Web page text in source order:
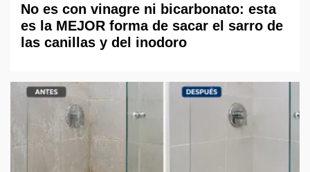
No es con vinagre ni bicarbonato: esta
es la MEJOR forma de sacar el sarro de
las canillas y del inodoro